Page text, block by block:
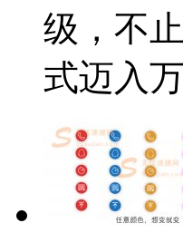
级，不
式迈入